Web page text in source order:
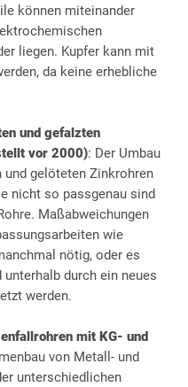
können miteinander
liegen. Kupfer kann mit
da keine erhebliche
und gefalzten
vor 2000): Der Umbau
und gelöteten Zinkrohren
nicht so passgenau sind
Maßabweichungen
wie
nötig, oder es
durch ein neues
werden.
mit KG- und
von Metall- und
unterschiedlichen